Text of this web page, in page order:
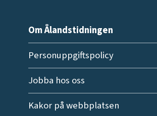
Om Ålandstidningen
Personuppgiftspolicy
Jobba hos oss
Kakor på webbplatsen